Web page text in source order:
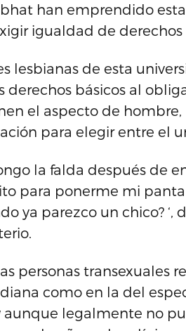
han emprendido
igualdad de derechos
lesbianas de esta
derechos básicos al
el aspecto de
para elegir entre el
la falda después de
para ponerme mi
ya parezco un chico?
personas transexuales
como en la del
aunque legalmente no